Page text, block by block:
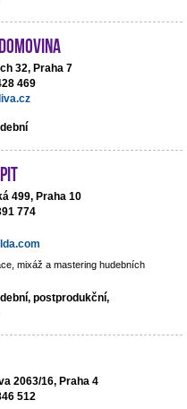
32, Praha 7
469
499, Praha 10
774
mixáž a mastering hudebních
postprodukční,
2063/16, Praha 4
512